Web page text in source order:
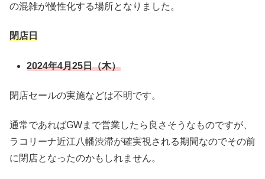
の混雑が慢性化する場所となりました。
閉店日
2024年4月25日（木）
閉店セールの実施などは不明です。
通常であればGWまで営業したら良さそうなものですが、
ラコリーナ近江八幡渋滞が確実視される期間なのでその前
に閉店となったのかもしれません。